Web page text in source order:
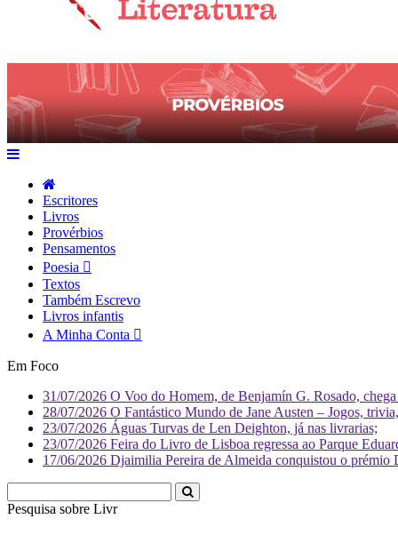
Escritores
Livros
Provérbios
Pensamentos
Poesia
Textos
Também Escrevo
Livros infantis
A Minha Conta
Em Foco
31/07/2026 O Voo do Homem, de Benjamín G. Rosado,
28/07/2026 O Fantástico Mundo de Jane Austen – Jogos,
23/07/2026 Águas Turvas de Len Deighton, já nas livrarias;
23/07/2026 Feira do Livro de Lisboa regressa ao Parque
17/06/2026 Djaimilia Pereira de Almeida conquistou o
Pesquisa sobre Literatura